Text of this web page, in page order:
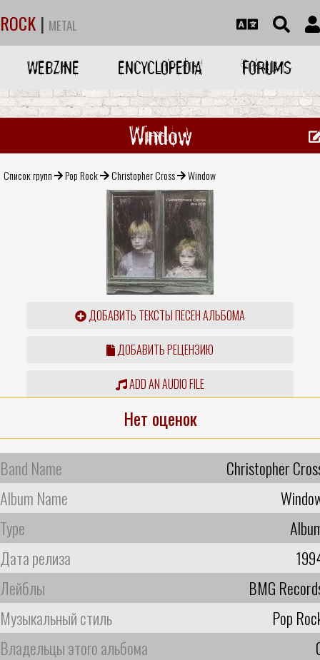
ROCK | METAL
WEBZINE ENCYCLOPEDIA FORUMS
Window
Список групп Pop Rock Christopher Cross Window
ДОБАВИТЬ ТЕКСТЫ ПЕСЕН АЛЬБОМА
ДОБАВИТЬ РЕЦЕНЗИЮ
ADD AN AUDIO FILE
Нет оценок
Band Name
Christopher
Album Name
Type
Дата релиза
Лейблы
BMG
Музыкальный стиль
Pop
Владельцы этого альбома